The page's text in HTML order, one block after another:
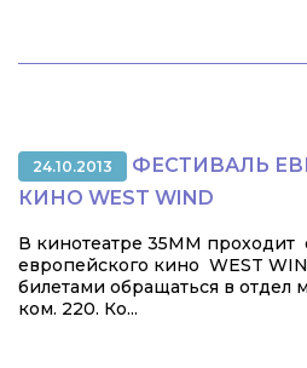
24.10.2013
ФЕСТИВАЛЬ
КИНО WEST WIND
В кинотеатре 35ММ проходит
европейского кино WEST
билетами обращаться в отдел
ком. 220. Ко...